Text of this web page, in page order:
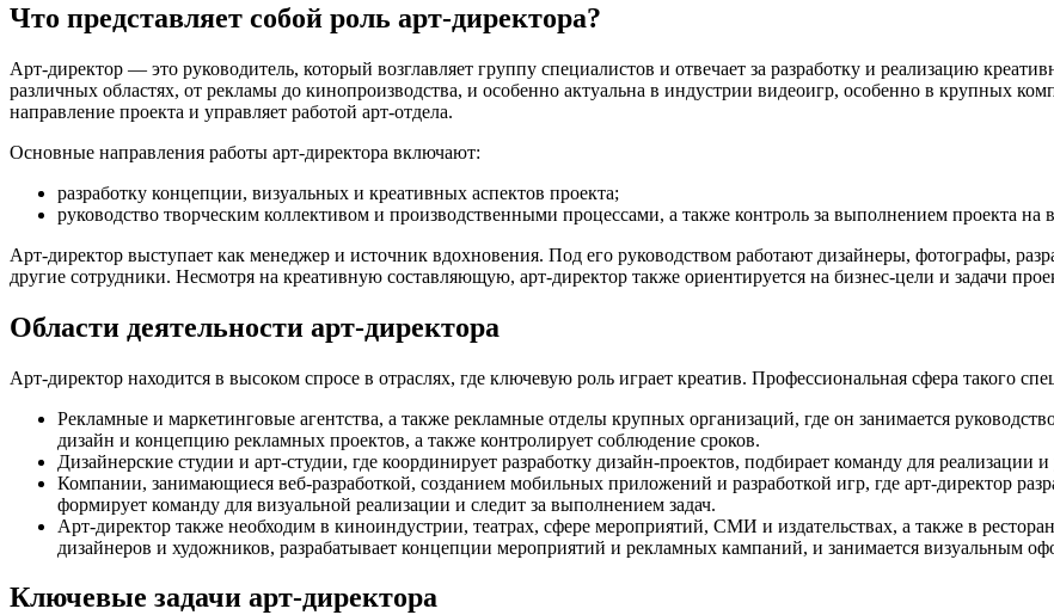
Что представляет собой роль арт-директора?
Арт-директор — это руководитель, который возглавляет группу специалистов и отвечает за разработку и реализацию
различных областях, от рекламы до кинопроизводства, и особенно актуальна в индустрии видеоигр, особенно в крупных
направление проекта и управляет работой арт-отдела.
Основные направления работы арт-директора включают:
разработку концепции, визуальных и креативных аспектов проекта;
руководство творческим коллективом и производственными процессами, а также контроль за выполнением проекта на
Арт-директор выступает как менеджер и источник вдохновения. Под его руководством работают дизайнеры, фотографы,
другие сотрудники. Несмотря на креативную составляющую, арт-директор также ориентируется на бизнес-цели и задачи
Области деятельности арт-директора
Арт-директор находится в высоком спросе в отраслях, где ключевую роль играет креатив. Профессиональная сфера такого
Рекламные и маркетинговые агентства, а также рекламные отделы крупных организаций, где он занимается
дизайн и концепцию рекламных проектов, а также контролирует соблюдение сроков.
Дизайнерские студии и арт-студии, где координирует разработку дизайн-проектов, подбирает команду для реализации
Компании, занимающиеся веб-разработкой, созданием мобильных приложений и разработкой игр, где арт-директор
формирует команду для визуальной реализации и следит за выполнением задач.
Арт-директор также необходим в киноиндустрии, театрах, сфере мероприятий, СМИ и издательствах, а также в
дизайнеров и художников, разрабатывает концепции мероприятий и рекламных кампаний, и занимается визуальным
Ключевые задачи арт-директора